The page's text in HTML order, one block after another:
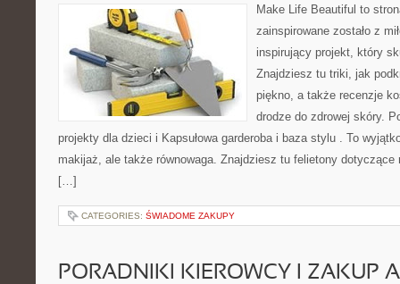
Make Life Beautiful to
zainspirowane zostało z
inspirujący projekt, który
Znajdziesz tu triki, jak
piękno, a także recenzje
drodze do zdrowej skóry.
projekty dla dzieci i Kapsułowa garderoba i baza stylu . To
makijaż, ale także równowaga. Znajdziesz tu felietony dotyczące
[…]
CATEGORIES: ŚWIADOME ZAKUPY
PORADNIKI KIEROWCY I ZAKUP